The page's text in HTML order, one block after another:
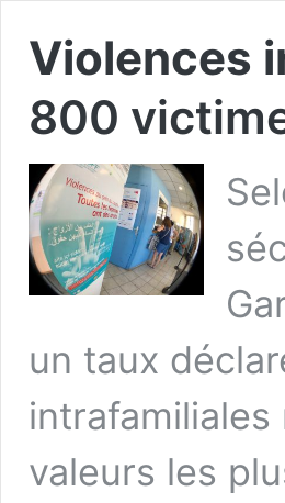
Violences
800
un taux
valeurs les